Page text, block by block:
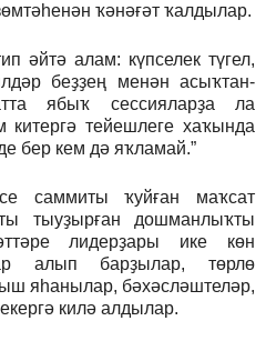
ҡәнәғәт ҡалдылар.
әйтә алам: күпселек түгел,
беҙҙең менән асыҡтан-
ябыҡ сессияларҙа ла
китергә тейешлеге хаҡында
бер кем дә яҡламай.”
саммиты ҡуйған маҡсат
тыуҙырған дошманлыҡты
лидерҙары ике көн
алып барҙылар, төрлө
яһанылар, бәхәсләштеләр,
килә алдылар.